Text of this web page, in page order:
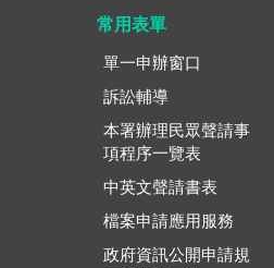
常用表單
單一申辦窗口
訴訟輔導
本署辦理民眾聲請事
項程序一覽表
中英文聲請書表
檔案申請應用服務
政府資訊公開申請規